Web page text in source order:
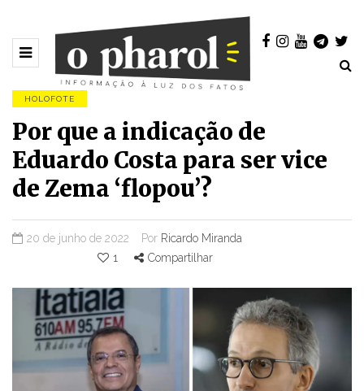
HOLOFOTE
Por que a indicação de
Eduardo Costa para ser vice
de Zema ‘flopou’?
20 de junho de 2022 Por Ricardo Miranda
1
Compartilhar